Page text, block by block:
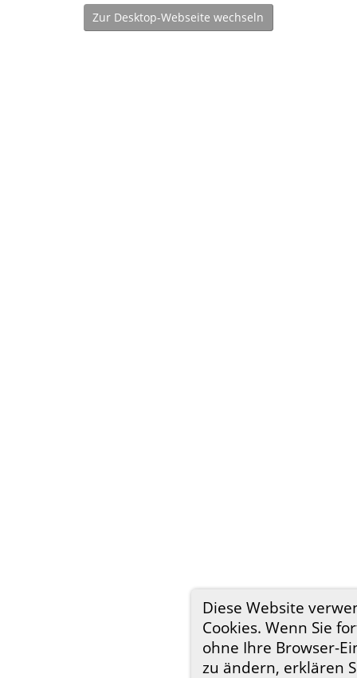
Diese Website
Cookies. Wenn Sie
ohne Ihre Browser-
zu ändern, erklären
Zur Desktop-Webseite wechseln